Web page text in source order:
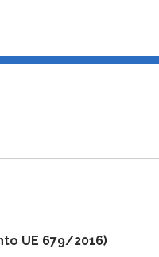
UE 679/2016)